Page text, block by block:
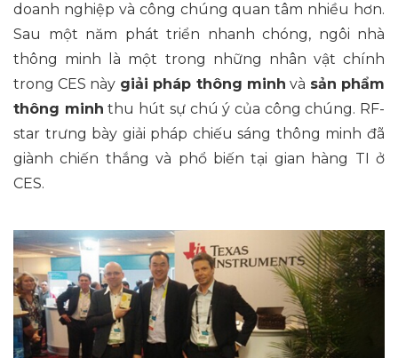
doanh nghiệp và công chúng quan tâm nhiều hơn.
Sau một năm phát triển nhanh chóng, ngôi nhà
thông minh là một trong những nhân vật chính
trong CES này giải pháp thông minh và sản phẩm
thông minh thu hút sự chú ý của công chúng. RF-
star trưng bày giải pháp chiếu sáng thông minh đã
giành chiến thắng và phổ biến tại gian hàng TI ở
CES.